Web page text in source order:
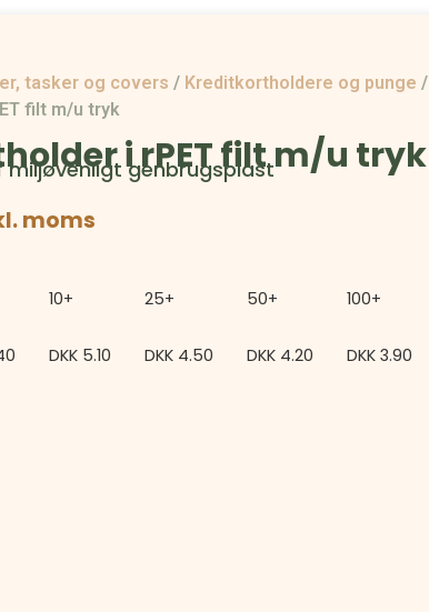
tasker og covers / Kreditkortholdere og punge /
filt m/u tryk
i rPET filt m/u tryk
miljøvenligt genbrugsplast
moms
10+ 25+ 50+ 100+
DKK 5.10 DKK 4.50 DKK 4.20 DKK 3.90